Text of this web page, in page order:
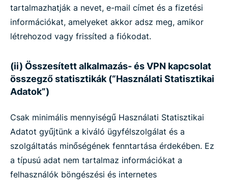
tartalmazhatják a nevet, e-mail címet és a fizetési
információkat, amelyeket akkor adsz meg, amikor
létrehozod vagy frissíted a fiókodat.
(ii) Összesített alkalmazás- és VPN kapcsolat
összegző statisztikák (“Használati Statisztikai
Adatok”)
Csak minimális mennyiségű Használati Statisztikai
Adatot gyűjtünk a kiváló ügyfélszolgálat és a
szolgáltatás minőségének fenntartása érdekében. Ez
a típusú adat nem tartalmaz információkat a
felhasználók böngészési és internetes